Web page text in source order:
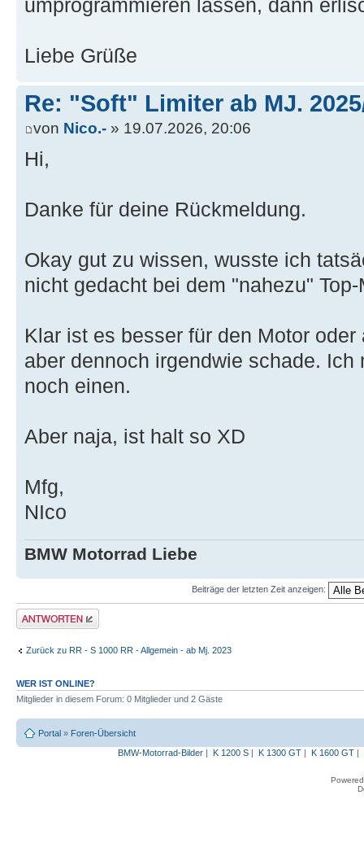
umprogrammieren lassen, dann
Liebe Grüße
Re: "Soft" Limiter ab MJ.
von Nico.- » 19.07.2026, 20:06
Hi,
Danke für deine Rückmeldung.
Okay gut zu wissen, wusste ich
nicht gedacht bei dem "nahezu"
Klar ist es besser für den Motor
aber dennoch irgendwie schade.
noch einen.
Aber naja, ist halt so XD
Mfg,
NIco
BMW Motorrad Liebe
Beiträge der letzten Zeit anzeigen:
Antwort erstellen
Zurück zu RR - S 1000 RR - Allgemein - ab Mj. 2023
WER IST ONLINE?
Mitglieder in diesem Forum: 0 Mitglieder und 2 Gäste
Portal » Foren-Übersicht
BMW-Motorrad-Bilder| K 1200 S| K 1300 GT| K 1600 GT|